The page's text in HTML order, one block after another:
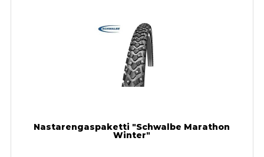
Nastarengaspaketti "Schwalbe Marathon
Winter"